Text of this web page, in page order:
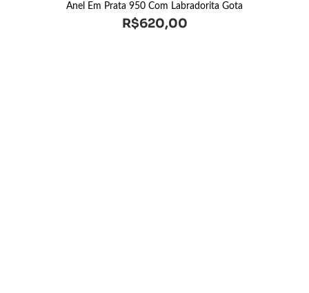
Anel Em Prata 950 Com Labradorita Gota
R$620,00